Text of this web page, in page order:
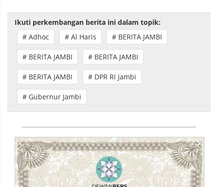
Ikuti perkembangan berita ini dalam topik:
# Adhoc
# Al Haris # BERITA JAMBI
# BERITA JAMBI # BERITA JAMBI
# BERITA JAMBI # DPR RI Jambi
# Gubernur Jambi